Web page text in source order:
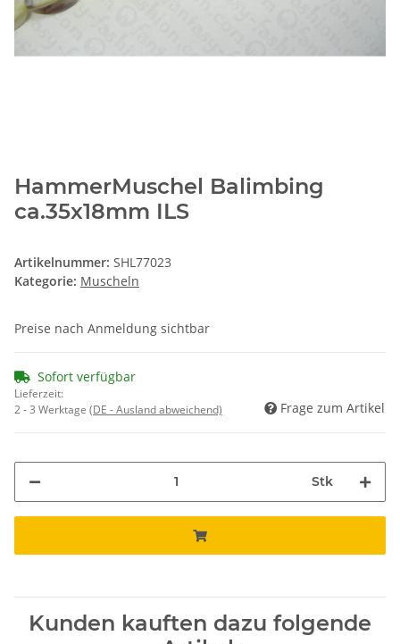
HammerMuschel Balimbing
ca.35x18mm ILS
Artikelnummer: SHL77023
Kategorie: Muscheln
Preise nach Anmeldung sichtbar
Sofort verfügbar
Lieferzeit:
2 - 3 Werktage (DE - Ausland abweichend) Frage zum Artikel
Stk
Kunden kauften dazu folgende